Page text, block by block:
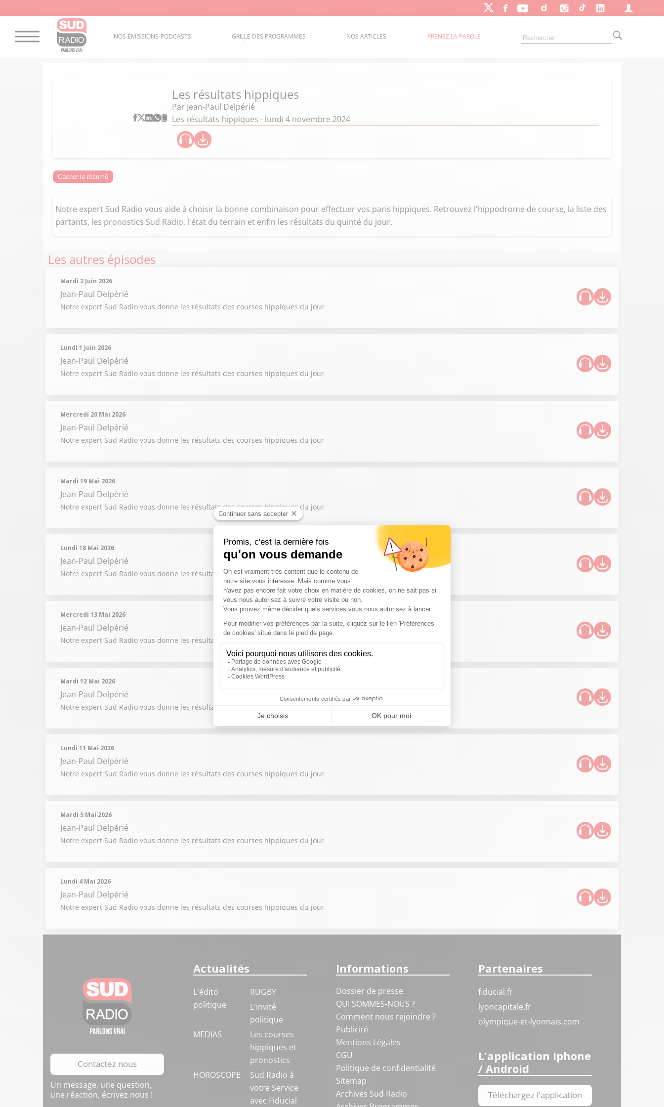
NOS ÉMISSIONS-PODCASTS GRILLE DES PROGRAMMES NOS ARTICLES PRENEZ LA PAROLE
Les résultats hippiques
Par Jean-Paul Delpérié
Les résultats hippiques - lundi 4 novembre 2024
Cacher le résumé
Notre expert Sud Radio vous aide à choisir la bonne combinaison pour effectuer vos paris hippiques. Retrouvez l'hippodrome de course, la liste des
partants, les pronostics Sud Radio, l'état du terrain et enfin les résultats du quinté du jour.
Les autres épisodes
Mardi 2 Juin 2026
Jean-Paul Delpérié
Notre expert Sud Radio vous donne les résultats des courses hippiques du jour
Lundi 1 Juin 2026
Jean-Paul Delpérié
Notre expert Sud Radio vous donne les résultats des courses hippiques du jour
Mercredi 20 Mai 2026
Jean-Paul Delpérié
Notre expert Sud Radio vous donne les résultats des courses hippiques du jour
Mardi 19 Mai 2026
Jean-Paul Delpérié
Notre expert Sud Radio vous donne les résultats des courses hippiques du jour
Lundi 18 Mai 2026
Jean-Paul Delpérié
Notre expert Sud Radio vous donne les résultats des courses hippiques du jour
Mercredi 13 Mai 2026
Jean-Paul Delpérié
Notre expert Sud Radio vous donne les résultats des courses hippiques du jour
Mardi 12 Mai 2026
Jean-Paul Delpérié
Notre expert Sud Radio vous donne les résultats des courses hippiques du jour
Lundi 11 Mai 2026
Jean-Paul Delpérié
Notre expert Sud Radio vous donne les résultats des courses hippiques du jour
Mardi 5 Mai 2026
Jean-Paul Delpérié
Notre expert Sud Radio vous donne les résultats des courses hippiques du jour
Lundi 4 Mai 2026
Jean-Paul Delpérié
Notre expert Sud Radio vous donne les résultats des courses hippiques du jour
Contactez nous
Un message, une question,
une réaction, écrivez nous !
Actualités
L'édito
politique
RUGBY
L'invité
politique
MEDIAS
Les courses
hippiques et
pronostics
HOROSCOPE
Sud Radio à
votre Service
avec Fiducial
Informations
Dossier de presse
QUI SOMMES-NOUS ?
Comment nous rejoindre ?
Publicité
Mentions Légales
CGU
Politique de confidentialité
Sitemap
Archives Sud Radio
Partenaires
fiducial.fr
lyoncapitale.fr
olympique-et-lyonnais.com
L'application Iphone
/ Android
Téléchargez l'application